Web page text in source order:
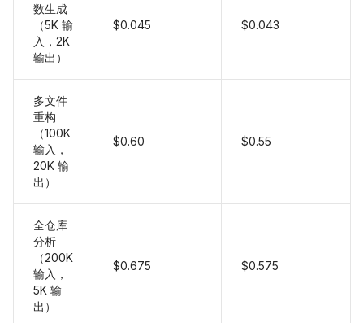
数生成
（5K 输
入，2K
输出）
$0.045 $0.043
多文件
重构
（100K
输入，
20K 输
出）
$0.60 $0.55
全仓库
分析
（200K
输入，
5K 输
出）
$0.675 $0.575